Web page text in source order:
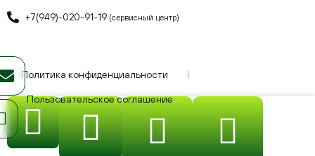
+7(949)-020-91-19 (сервисный центр)
Политика конфиденциальности
Пользовательское соглашение
ИП Бывшев Олег Юрьевич, ИНН: 930300189537, ОГРНИП: